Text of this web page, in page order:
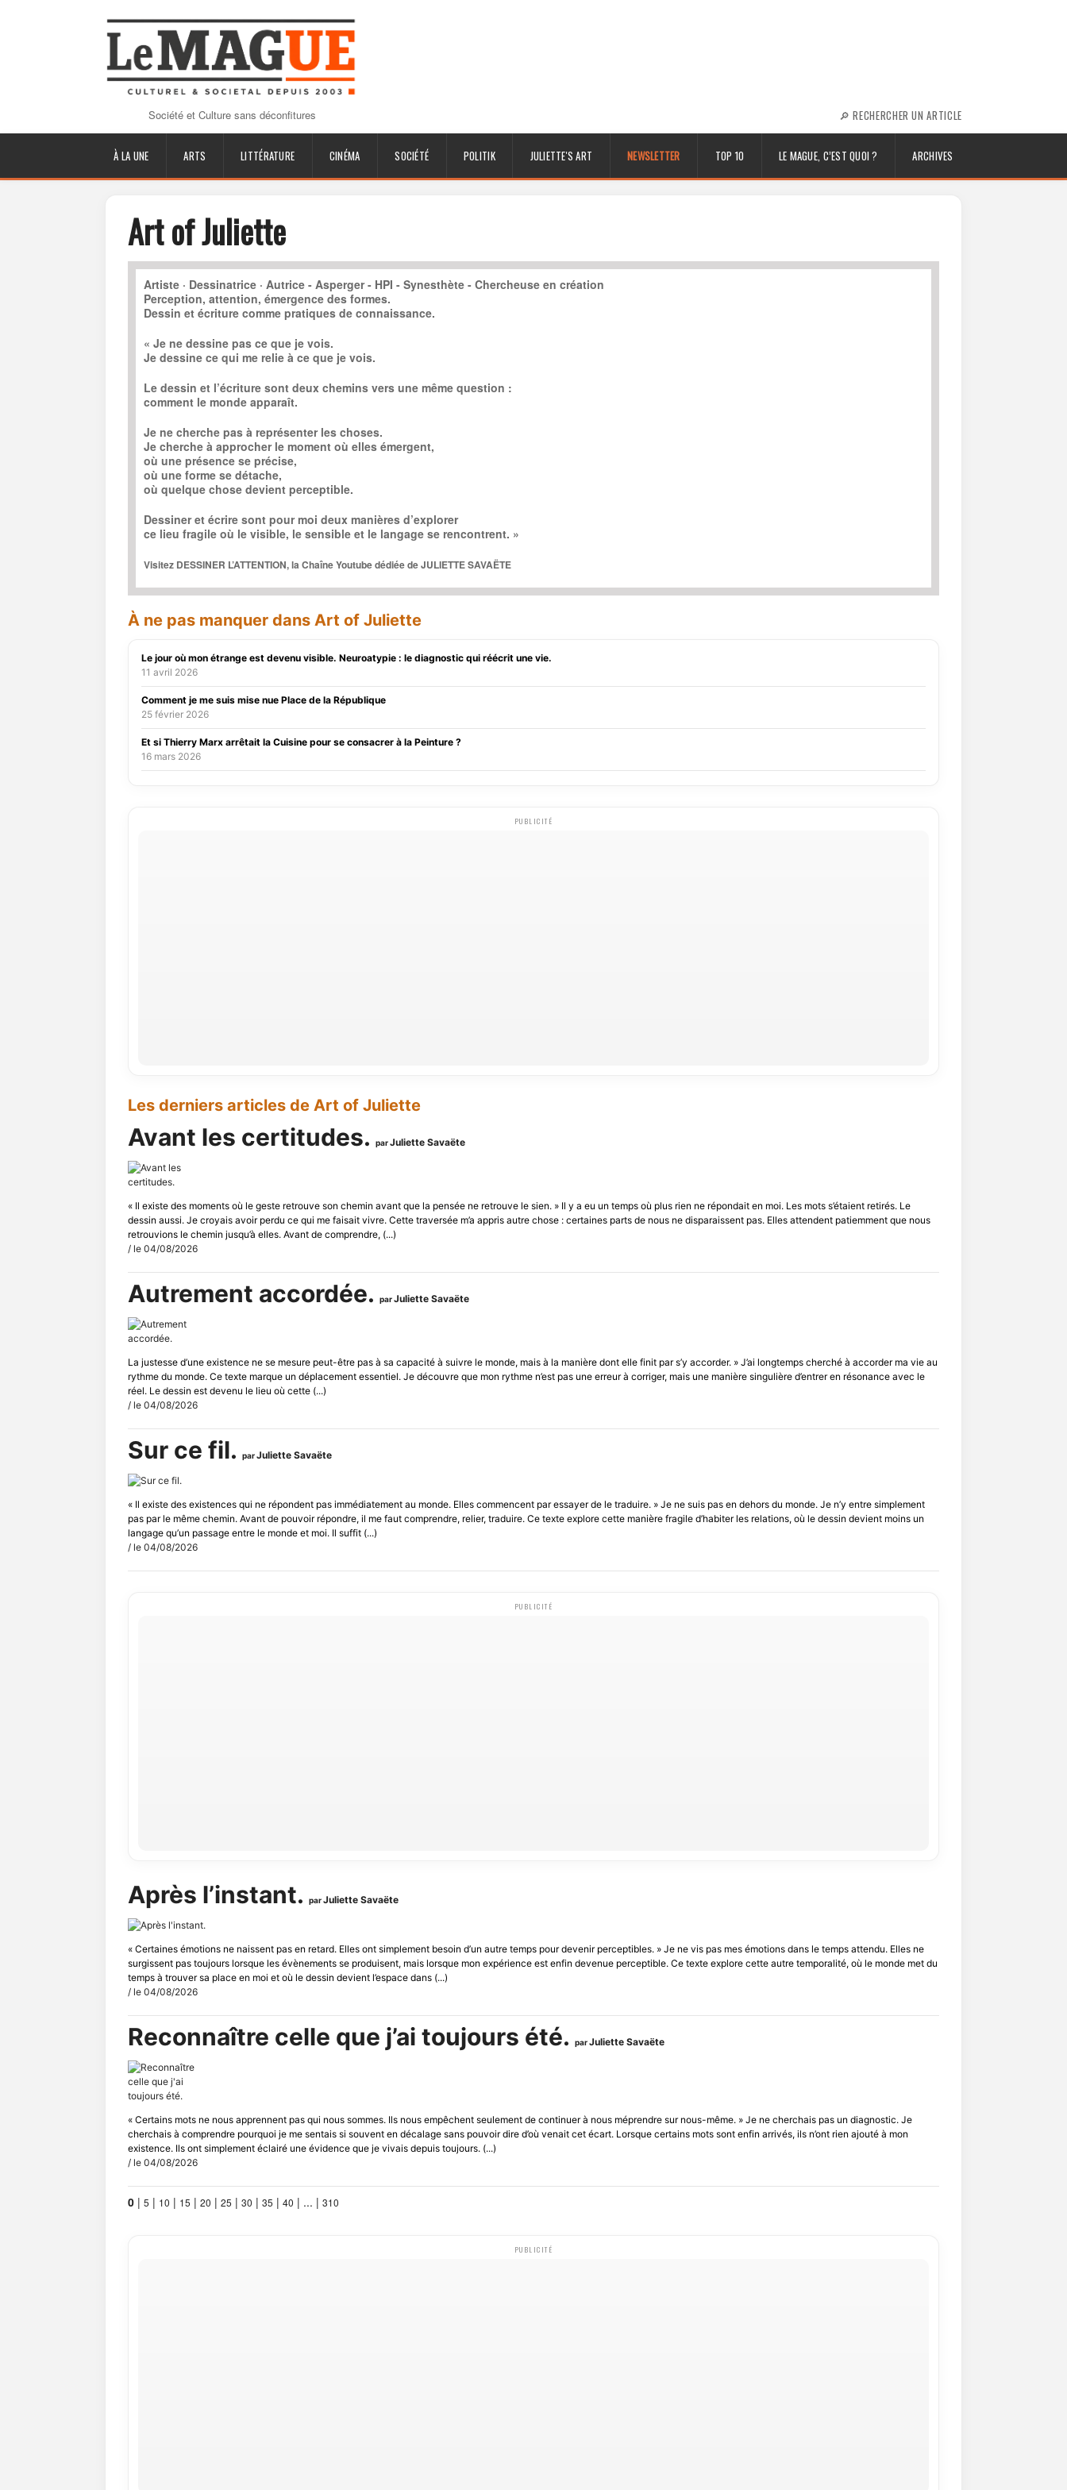
Société et Culture sans déconfitures 🔎 RECHERCHER UN ARTICLE
À LA UNE ARTS LITTÉRATURE CINÉMA SOCIÉTÉ POLITIK JULIETTE'S ART NEWSLETTER TOP 10 LE MAGUE, C’EST QUOI ? ARCHIVES
Art of Juliette
Artiste · Dessinatrice · Autrice - Asperger - HPI - Synesthète - Chercheuse en création
Perception, attention, émergence des formes.
Dessin et écriture comme pratiques de connaissance.
« Je ne dessine pas ce que je vois.
Je dessine ce qui me relie à ce que je vois.
Le dessin et l’écriture sont deux chemins vers une même question :
comment le monde apparaît.
Je ne cherche pas à représenter les choses.
Je cherche à approcher le moment où elles émergent,
où une présence se précise,
où une forme se détache,
où quelque chose devient perceptible.
Dessiner et écrire sont pour moi deux manières d’explorer
ce lieu fragile où le visible, le sensible et le langage se rencontrent. »
Visitez DESSINER L’ATTENTION, la Chaîne Youtube dédiée de JULIETTE SAVAËTE
À ne pas manquer dans Art of Juliette
Le jour où mon étrange est devenu visible. Neuroatypie : le diagnostic qui réécrit une vie.
11 avril 2026
Comment je me suis mise nue Place de la République
25 février 2026
Et si Thierry Marx arrêtait la Cuisine pour se consacrer à la Peinture ?
16 mars 2026
PUBLICITÉ
Les derniers articles de Art of Juliette
Avant les certitudes. parJuliette Savaëte
« Il existe des moments où le geste retrouve son chemin avant que la pensée ne retrouve le sien. » Il y a eu un temps où plus rien ne répondait en moi. Les mots s’étaient retirés. Le
dessin aussi. Je croyais avoir perdu ce qui me faisait vivre. Cette traversée m’a appris autre chose : certaines parts de nous ne disparaissent pas. Elles attendent patiemment que nous
retrouvions le chemin jusqu’à elles. Avant de comprendre, (...)
/ le 04/08/2026
Autrement accordée. parJuliette Savaëte
La justesse d’une existence ne se mesure peut-être pas à sa capacité à suivre le monde, mais à la manière dont elle finit par s’y accorder. » J’ai longtemps cherché à accorder ma vie au
rythme du monde. Ce texte marque un déplacement essentiel. Je découvre que mon rythme n’est pas une erreur à corriger, mais une manière singulière d’entrer en résonance avec le
réel. Le dessin est devenu le lieu où cette (...)
/ le 04/08/2026
Sur ce fil. parJuliette Savaëte
« Il existe des existences qui ne répondent pas immédiatement au monde. Elles commencent par essayer de le traduire. » Je ne suis pas en dehors du monde. Je n’y entre simplement
pas par le même chemin. Avant de pouvoir répondre, il me faut comprendre, relier, traduire. Ce texte explore cette manière fragile d’habiter les relations, où le dessin devient moins un
langage qu’un passage entre le monde et moi. Il suffit (...)
/ le 04/08/2026
PUBLICITÉ
Après l’instant. parJuliette Savaëte
« Certaines émotions ne naissent pas en retard. Elles ont simplement besoin d’un autre temps pour devenir perceptibles. » Je ne vis pas mes émotions dans le temps attendu. Elles ne
surgissent pas toujours lorsque les évènements se produisent, mais lorsque mon expérience est enfin devenue perceptible. Ce texte explore cette autre temporalité, où le monde met du
temps à trouver sa place en moi et où le dessin devient l’espace dans (...)
/ le 04/08/2026
Reconnaître celle que j’ai toujours été. parJuliette Savaëte
« Certains mots ne nous apprennent pas qui nous sommes. Ils nous empêchent seulement de continuer à nous méprendre sur nous-même. » Je ne cherchais pas un diagnostic. Je
cherchais à comprendre pourquoi je me sentais si souvent en décalage sans pouvoir dire d’où venait cet écart. Lorsque certains mots sont enfin arrivés, ils n’ont rien ajouté à mon
existence. Ils ont simplement éclairé une évidence que je vivais depuis toujours. (...)
/ le 04/08/2026
0 | 5 | 10 | 15 | 20 | 25 | 30 | 35 | 40 | ... | 310
PUBLICITÉ